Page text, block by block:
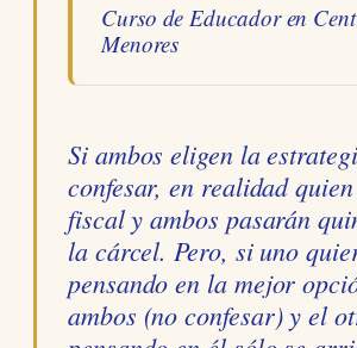
Curso de Educador en
Menores
Si ambos eligen la
confesar, en realidad
fiscal y ambos pasarán
la cárcel. Pero, si uno
pensando en la mejor
ambos (no confesar) y el